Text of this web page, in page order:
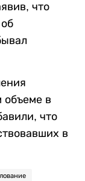
что
объеме в
что
в